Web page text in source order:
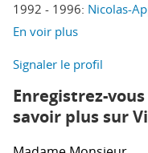
1992 - 1996: Nicolas-
En voir plus
Signaler le profil
Enregistrez-
savoir plus sur